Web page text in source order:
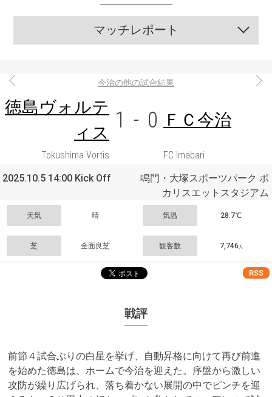
マッチレポート
今治の他の試合結果
徳島ヴォルテ
ィス 1 - 0 ＦＣ今治
Tokushima Vortis
FC Imabari
2025.10.5 14:00 Kick Off
鳴門・大塚スポーツパーク ポ
カリスエットスタジアム
天気 晴 気温 28.7℃
芝 全面良芝 観客数 7,746 人
RSS
戦評
前節４試合ぶりの白星を挙げ、自動昇格に向けて再び前進
を始めた徳島は、ホームで今治を迎えた。序盤から激しい
攻防が繰り広げられ、落ち着かない展開の中でピンチを迎